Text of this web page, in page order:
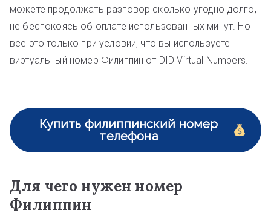
можете продолжать разговор сколько угодно долго,
не беспокоясь об оплате использованных минут. Но
все это только при условии, что вы используете
виртуальный номер Филиппин от DID Virtual Numbers.
Купить филиппинский номер
телефона
Для чего нужен номер
Филиппин